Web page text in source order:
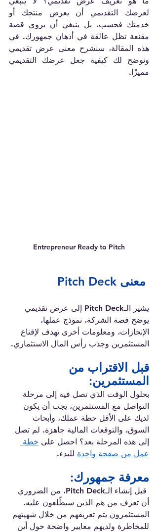
مميزًا.
Entrepreneur Ready to Pitch
معنى Pitch Deck
يشير الـPitch Deck إلى عرض تقديمي
يوضح قصة الشركة، نموذج عملها،
الإنجازات، ومعلومات أخرى تهدف لإقناع
المستثمرين وجذب رأس المال الاستثماري.
قبل الاقتراب من
المستثمرين:
بحلول الوقت الذي تصل فيه إلى مرحلة
التواصل مع المستثمرين، يجب أن يكون
لديك على الأقل خطة عملك، وأبحاث
السوق، والتوقعات المالية جاهزة. لم تصل
إلى هذه المرحلة بعد؟ احصل على خطة
عمل من صفحة واحدة للبدء.
معرفة جمهورك:
قبل إنشاء الـPitch Deck، من الضروري
أن تعرف من هم الذين سيطّلعون عليه.
المستثمرون يتم تعريفهم من خلال شهيتهم
للمخاطرة ولديهم معايير واضحة حول أين